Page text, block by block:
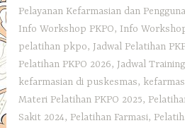
Pelayanan Kefarmasian dan
Info Workshop PKPO, Info
pelatihan pkpo, Jadwal Pelatihan
Pelatihan PKPO 2026, Jadwal
kefarmasian di puskesmas,
Materi Pelatihan PKPO 2025,
Sakit 2024, Pelatihan Farmasi,